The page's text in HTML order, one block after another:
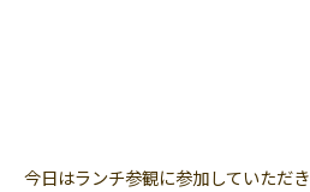
今日はランチ参観に参加していただき